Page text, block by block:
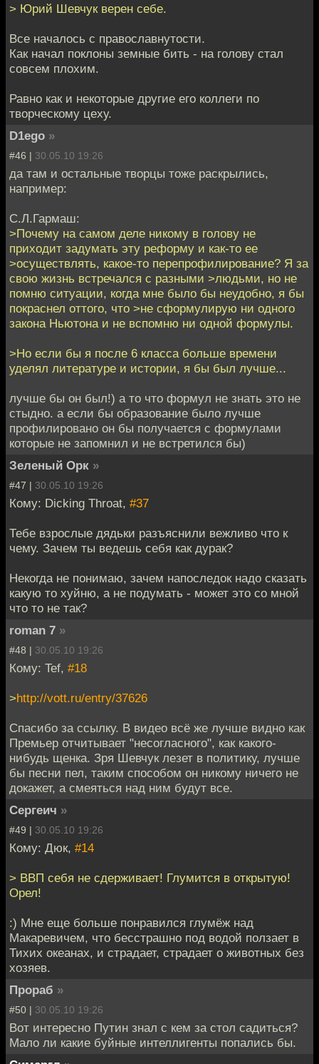
> Юрий Шевчук верен себе.
Все началось с православнутости.
Как начал поклоны земные бить - на голову стал
совсем плохим.
Равно как и некоторые другие его коллеги по
творческому цеху.
D1ego »
#46 | 30.05.10 19:26
да там и остальные творцы тоже раскрылись,
например:
С.Л.Гармаш:
>Почему на самом деле никому в голову не
приходит задумать эту реформу и как-то ее
>осуществлять, какое-то перепрофилирование? Я за
свою жизнь встречался с разными >людьми, но не
помню ситуации, когда мне было бы неудобно, я бы
покраснел оттого, что >не сформулирую ни одного
закона Ньютона и не вспомню ни одной формулы.
>Но если бы я после 6 класса больше времени
уделял литературе и истории, я бы был лучше...
лучше бы он был!) а то что формул не знать это не
стыдно. а если бы образование было лучше
профилировано он бы получается с формулами
которые не запомнил и не встретился бы)
Зеленый Орк »
#47 | 30.05.10 19:26
Кому: Dicking Throat, #37
Тебе взрослые дядьки разъяснили вежливо что к
чему. Зачем ты ведешь себя как дурак?
Некогда не понимаю, зачем напоследок надо сказать
какую то хуйню, а не подумать - может это со мной
что то не так?
roman 7 »
#48 | 30.05.10 19:26
Кому: Tef, #18
>http://vott.ru/entry/37626
Спасибо за ссылку. В видео всё же лучше видно как
Премьер отчитывает "несогласного", как какого-
нибудь щенка. Зря Шевчук лезет в политику, лучше
бы песни пел, таким способом он никому ничего не
докажет, а смеяться над ним будут все.
Сергеич »
#49 | 30.05.10 19:26
Кому: Дюк, #14
> ВВП себя не сдерживает! Глумится в открытую!
Орел!
:) Мне еще больше понравился глумёж над
Макаревичем, что бесстрашно под водой ползает в
Тихих океанах, и страдает, страдает о животных без
хозяев.
Прораб »
#50 | 30.05.10 19:26
Вот интересно Путин знал с кем за стол садиться?
Мало ли какие буйные интеллигенты попались бы.